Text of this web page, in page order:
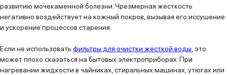
развитию мочекаменной болезни. Чрезмерная жесткость
негативно воздействует на кожный покров, вызывая его иссушение
и ускорение процессов старения.
Если не использовать фильтры для очистки жесткой воды , это
может плохо сказаться на бытовых электроприборах. При
нагревании жидкости в чайниках, стиральных машинах, утюгах или